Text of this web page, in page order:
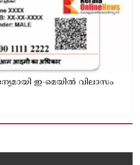
ഇ-മെയിൽ വിലാസം